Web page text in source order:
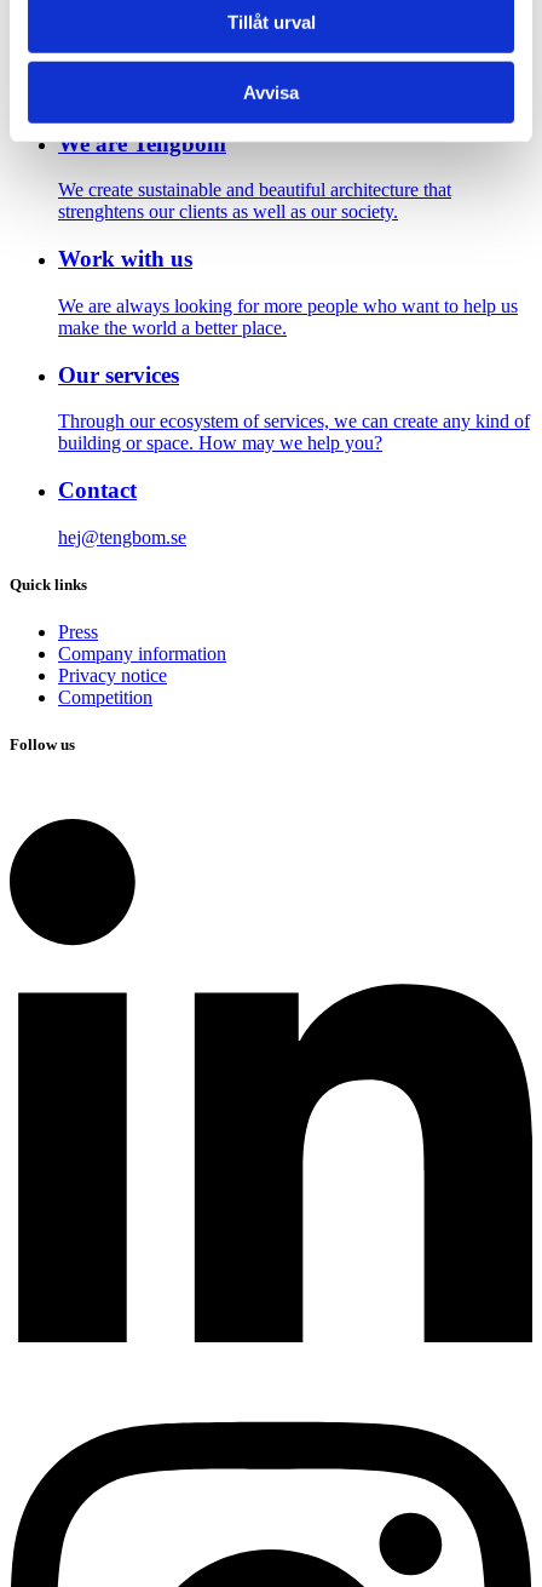
Tillåt urval
Avvisa
we look forward to hearing from you.
We are Tengbom
We create sustainable and beautiful architecture that
strenghtens our clients as well as our society.
Work with us
We are always looking for more people who want to help us
make the world a better place.
Our services
Through our ecosystem of services, we can create any kind of
building or space. How may we help you?
Contact
hej@tengbom.se
Quick links
Press
Company information
Privacy notice
Competition
Follow us